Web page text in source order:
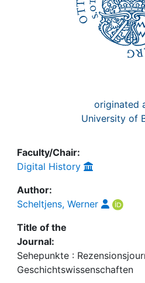
originated
University of
Faculty/Chair:
Digital History
Author:
Scheltjens, Werner
Title of the
Journal:
Sehepunkte :
Geschichtswissenschaften